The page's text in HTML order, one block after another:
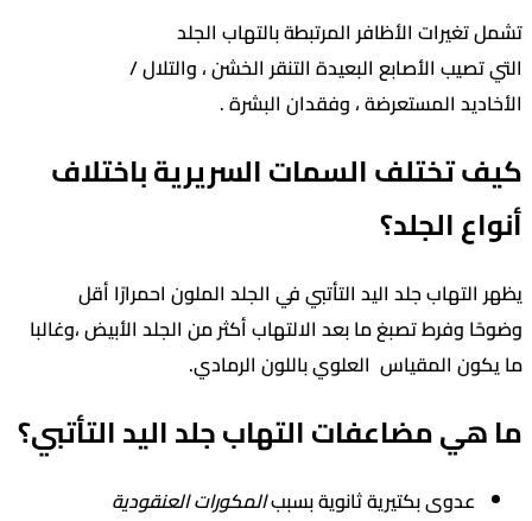
الأظافر المرتبطة بالتهاب الجلد
الأصابع البعيدة التنقر الخشن ، والتلال /
المستعرضة ، وفقدان البشرة .
السمات السريرية باختلاف
الجلد؟
جلد اليد التأتبي في الجلد الملون احمرارًا أقل
تصبغ ما بعد الالتهاب أكثر من الجلد الأبيض ،وغالبا
المقياس العلوي باللون الرمادي.
مضاعفات التهاب جلد اليد التأتبي؟
عدوى بكتيرية ثانوية بسببالمكورات العنقودية